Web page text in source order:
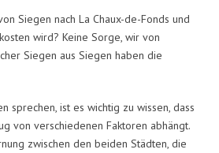
Siegen nach La Chaux-de-Fonds und
wird? Keine Sorge, wir von
Siegen aus Siegen haben die
sprechen, ist es wichtig zu wissen, dass
von verschiedenen Faktoren abhängt.
zwischen den beiden Städten, die